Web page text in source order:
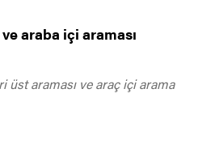
araba içi araması
üst araması ve araç içi arama